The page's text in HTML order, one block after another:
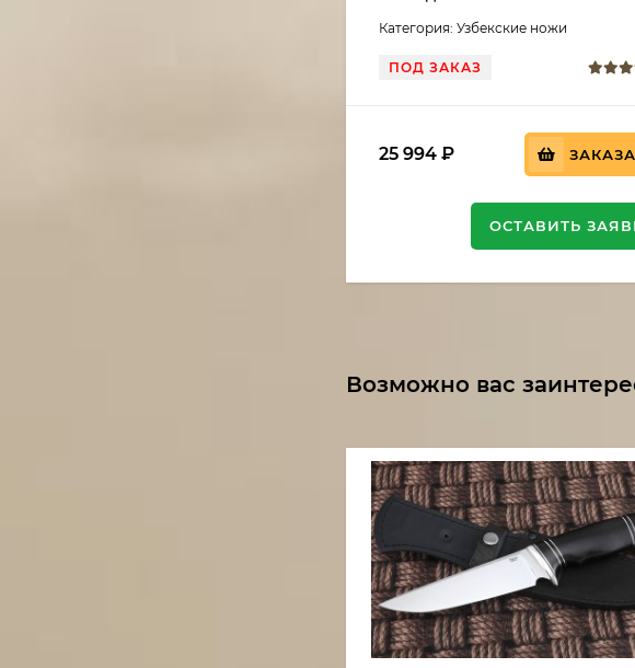
Категория: Узбекские ножи
ПОД ЗАКАЗ
25 994 ₽
ОСТАВИТЬ
Возможно вас